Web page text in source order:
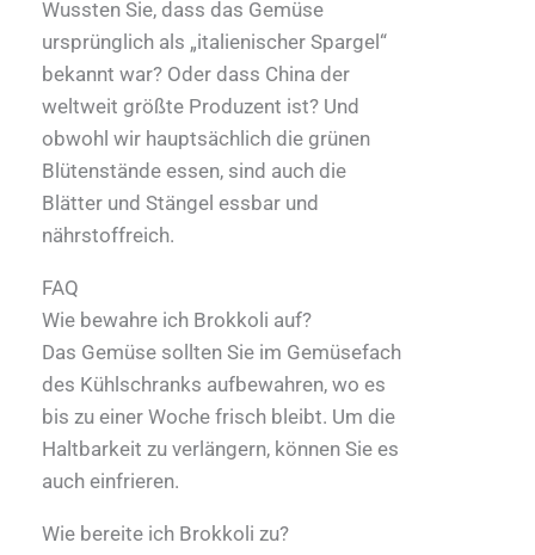
Wussten Sie, dass das Gemüse
ursprünglich als „italienischer Spargel“
bekannt war? Oder dass China der
weltweit größte Produzent ist? Und
obwohl wir hauptsächlich die grünen
Blütenstände essen, sind auch die
Blätter und Stängel essbar und
nährstoffreich.
FAQ
Wie bewahre ich Brokkoli auf?
Das Gemüse sollten Sie im Gemüsefach
des Kühlschranks aufbewahren, wo es
bis zu einer Woche frisch bleibt. Um die
Haltbarkeit zu verlängern, können Sie es
auch einfrieren.
Wie bereite ich Brokkoli zu?